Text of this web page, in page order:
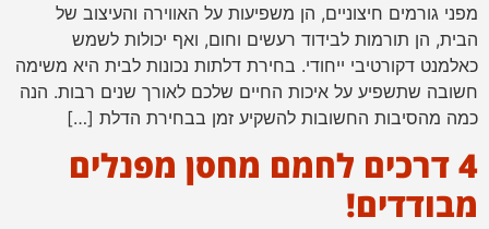
מפני גורמים חיצוניים, הן משפיעות על האווירה והעיצוב של
הבית, הן תורמות לבידוד רעשים וחום, ואף יכולות לשמש
כאלמנט דקורטיבי ייחודי. בחירת דלתות נכונות לבית היא משימה
חשובה שתשפיע על איכות החיים שלכם לאורך שנים רבות. הנה
כמה מהסיבות החשובות להשקיע זמן בבחירת הדלת […]
4 דרכים לחמם מחסן מפנלים
מבודדים!